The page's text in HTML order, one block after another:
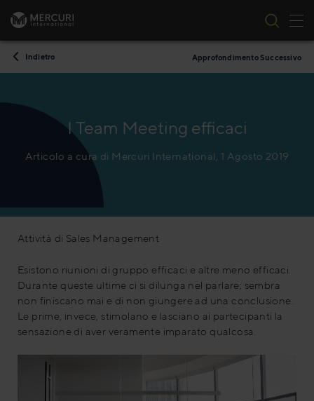
Vai al contenuto
Indietro Approfondimento Successivo
I Team Meeting efficaci
Articolo a cura di Mercuri International, 1 Agosto 2019
Attività di Sales Management
Esistono riunioni di gruppo efficaci e altre meno efficaci.
Durante queste ultime ci si dilunga nel parlare; sembra
non finiscano mai e di non giungere ad una conclusione.
Le prime, invece, stimolano e lasciano ai partecipanti la
sensazione di aver veramente imparato qualcosa.